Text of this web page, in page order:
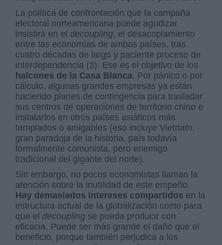
La política de confrontación que la campaña
electoral norteamericana puede agudizar
insistirá en el decoupling, el desacoplamiento
entre las economías de ambos países, tras
cuatro décadas de largo y paciente proceso de
interdependencia (3). Ese es el objetivo de los
halcones de la Casa Blanca. Por pánico o por
cálculo, algunas grandes empresas ya están
haciendo planes de contingencia para trasladar
sus centros de operaciones de territorio chino e
instalarlos en otros países asiáticos más
templados o amigables (eso incluye Vietnam,
gran paradoja de la historia, país todavía
formalmente comunista, pero enemigo
tradicional del gigante del norte).
Sin embargo, no pocos economistas llaman la
atención sobre la inutilidad de este empeño.
Hay demasiados intereses compartidos en la
estructura actual de la globalización como para
que el decoupling se pueda producir con
eficacia. Puede ser más grande el daño que el
beneficio, porque también perjudica a los